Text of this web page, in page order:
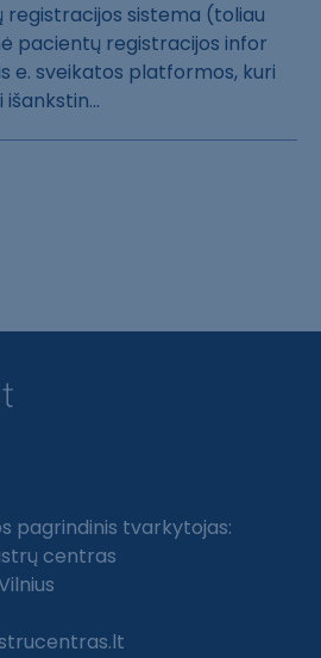
registrac​ijos sistema (t​oliau
pacientų regis​tracijos infor​
e. sveik​atos platformos​, kuri
pagrindinis tvarkytojas:
centras